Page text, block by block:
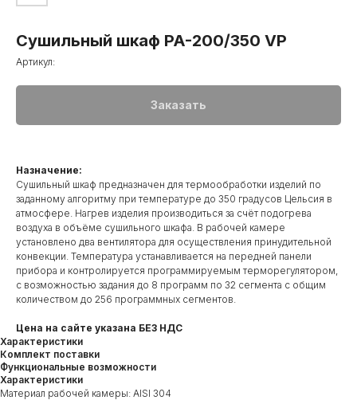
Cушильный шкаф PA-200/350 VP
Артикул:
Заказать
Назначение:
Сушильный шкаф предназначен для термообработки изделий по
заданному алгоритму при температуре до 350 градусов Цельсия в
атмосфере. Нагрев изделия производиться за счёт подогрева
воздуха в объёме сушильного шкафа. В рабочей камере
установлено два вентилятора для осуществления принудительной
конвекции. Температура устанавливается на передней панели
прибора и контролируется программируемым терморегулятором,
с возможностью задания до 8 программ по 32 сегмента с общим
количеством до 256 программных сегментов.
Цена на сайте указана БЕЗ НДС
Характеристики
Комплект поставки
Функциональные возможности
Характеристики
Материал рабочей камеры: AISI 304